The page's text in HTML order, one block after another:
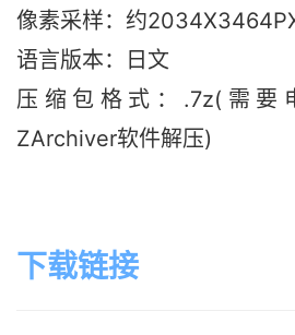
像素采样：约
语言版本：日文
压缩包格式：.7z(需要
ZArchiver软件解压)
下载链接